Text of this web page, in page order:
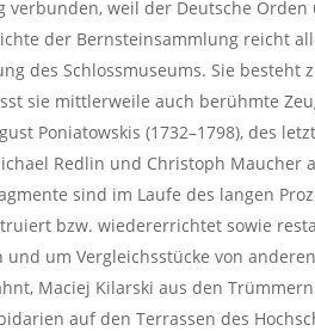
verbunden, weil der Deutsche
der Bernsteinsammlung reicht
des Schlossmuseums. Sie
sie mittlerweile auch berühmte
Poniatowskis (1732–1798), des
Redlin und Christoph Maucher
sind im Laufe des langen
bzw. wiedererrichtet sowie
und um Vergleichsstücke von
Maciej Kilarski aus den
auf den Terrassen des